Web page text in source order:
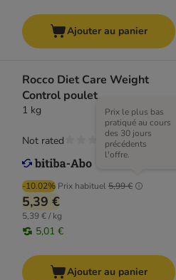
Ajouter au panier
Rocco Diet Care Weight
Control poulet
1 kg
-10.02% Prix habituel5,99 €
Prix le plus bas
pratiqué au cours
des 30 jours
précédents
l'offre.
5,39 €
5,39 € / kg
5,01 €
Not rated
Ajouter au panier